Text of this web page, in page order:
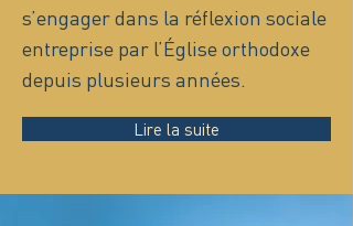
s’engager dans la réflexion sociale
entreprise par l’Église orthodoxe
depuis plusieurs années.
Lire la suite